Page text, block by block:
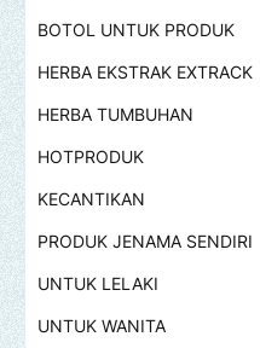
BOTOL UNTUK PRODUK
HERBA EKSTRAK EXTRACK
HERBA TUMBUHAN
HOTPRODUK
KECANTIKAN
PRODUK JENAMA SENDIRI
UNTUK LELAKI
UNTUK WANITA